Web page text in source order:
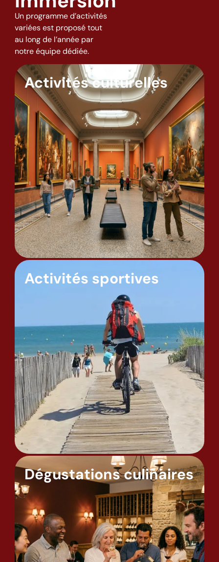
Un programme d’activités
variées est proposé tout
au long de l’année par
notre équipe dédiée.
Activités culturelles
Activités sportives
Dégustations culinaires